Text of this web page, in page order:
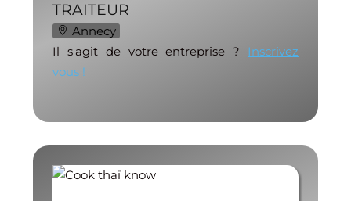
TRAITEUR
Annecy
Il s'agit de votre entreprise ? Inscrivez
vous !